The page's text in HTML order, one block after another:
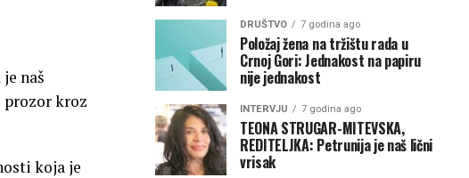
naš
prozor kroz
koja je
DRUŠTVO 7 godina ago
Položaj žena na tržištu rada u
Crnoj Gori: Jednakost na papiru
nije jednakost
INTERVJU 7 godina ago
TEONA STRUGAR-MITEVSKA,
REDITELJKA: Petrunija je naš lični
vrisak